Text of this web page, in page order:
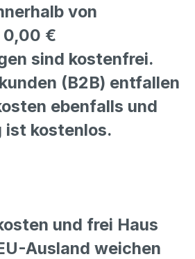
von
0,00 €
sind kostenfrei.
(B2B) entfallen
ebenfalls und
ist kostenlos.
und frei Haus
Ausland weichen